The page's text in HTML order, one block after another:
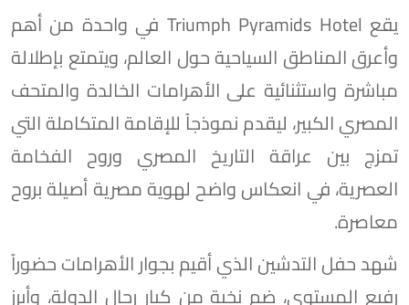
يقع Triumph Pyramids Hotel في واحدة من أهم
وأعرق المناطق السياحية حول العالم، ويتمتع بإطلالة
مباشرة واستثنائية على الأهرامات الخالدة والمتحف
المصري الكبير، ليقدم نموذجاً للإقامة المتكاملة التي
تمزج بين عراقة التاريخ المصري وروح الفخامة
العصرية، في انعكاس واضح لهوية مصرية أصيلة بروح
معاصرة.
شهد حفل التدشين الذي أقيم بجوار الأهرامات حضوراً
رفيع المستوى، ضم نخبة من كبار رجال الدولة، وأبرز